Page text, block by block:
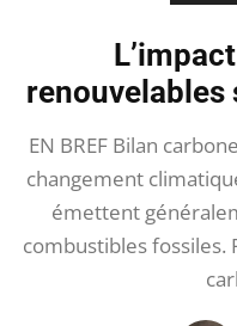
renouvelables
EN BREF Bilan
changement
émettent
combustibles fossiles.